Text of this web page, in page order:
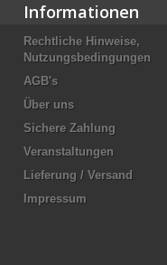
Informationen
Rechtliche Hinweise,
Nutzungsbedingungen
AGB's
Über uns
Sichere Zahlung
Veranstaltungen
Lieferung / Versand
Impressum